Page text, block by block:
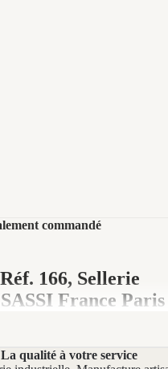
commandé
166, Sellerie
France Paris
est un sac porte-outillage
industrielle SASSI France,
en cuir avec fermeture à
La qualité à votre service